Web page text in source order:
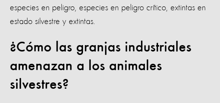
especies en peligro, especies en peligro crítico, extintas en
estado silvestre y extintas.
¿Cómo las granjas industriales
amenazan a los animales
silvestres?